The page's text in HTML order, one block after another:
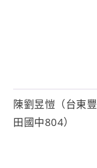
陳劉昱愷（台東豐
田國中804）